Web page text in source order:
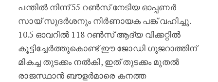
പന്തിൽ നിന്ന് 55 റൺസ് നേടിയ ഓപ്പണർ
സായ് സുദർശനും നിർണായക പങ്ക് വഹിച്ചു.
10.5 ഓവറിൽ 118 റൺസ് ആദ്യ വിക്കറ്റിൽ
കൂട്ടിച്ചേർത്തുകൊണ്ട് ഈ ജോഡി ഗുജറാത്തിന്
മികച്ച തുടക്കം നൽകി, ഇത് തുടക്കം മുതൽ
രാജസ്ഥാൻ ബൗളർമാരെ കനത്ത